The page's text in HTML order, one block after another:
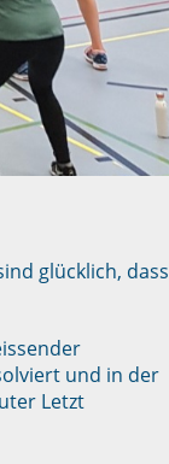
glücklich, dass
und in der
Letzt